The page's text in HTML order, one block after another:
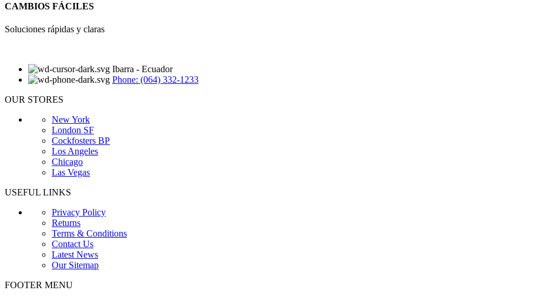
CAMBIOS FÁCILES
Soluciones rápidas y claras
Ibarra - Ecuador
Phone: (064) 332-1233
OUR STORES
New York
London SF
Cockfosters BP
Los Angeles
Chicago
Las Vegas
USEFUL LINKS
Privacy Policy
Returns
Terms & Conditions
Contact Us
Latest News
Our Sitemap
FOOTER MENU